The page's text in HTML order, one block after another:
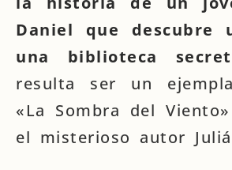
Daniel que descubre
una biblioteca
resulta ser un
«La Sombra del
el misterioso autor